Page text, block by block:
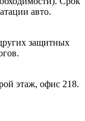
авто.
защитных
этаж, офис 218.